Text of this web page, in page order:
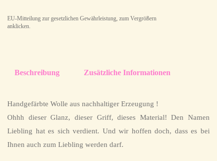
EU-Mitteilung zur gesetzlichen Gewährleistung, zum Vergrößern
anklicken.
Beschreibung Zusätzliche Informationen
Handgefärbte Wolle aus nachhaltiger Erzeugung !
Ohhh dieser Glanz, dieser Griff, dieses Material! Den Namen
Liebling hat es sich verdient. Und wir hoffen doch, dass es bei
Ihnen auch zum Liebling werden darf.